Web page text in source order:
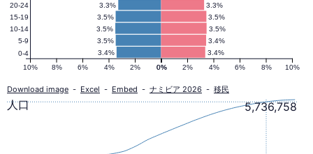
口
ピ
ラ
3.4%
3.4%
3.4%
3.5%
3.5%
3.5%
3.5%
3.5%
3.3%
3.3%
0% 2% 4% 6% 8% 10%
10% 8% 6% 4% 2% 0%
0-4
5-9
10-14
15-19
20-24
Download image - Excel - Embed - ナミビア 2026 - 移民
5,736,758
人口